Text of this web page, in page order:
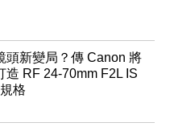
頭新變局？傳 Canon 將
造 RF 24-70mm F2L IS
格